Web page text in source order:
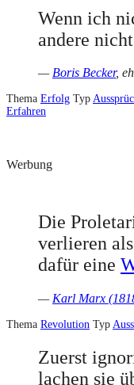
Wenn ich
andere nicht
—Boris Becker,
Thema Erfolg Typ
Erfahren
Werbung
Die
verlieren
dafür eine
— Karl Marx
Thema Revolution Typ
Zuerst
lachen sie